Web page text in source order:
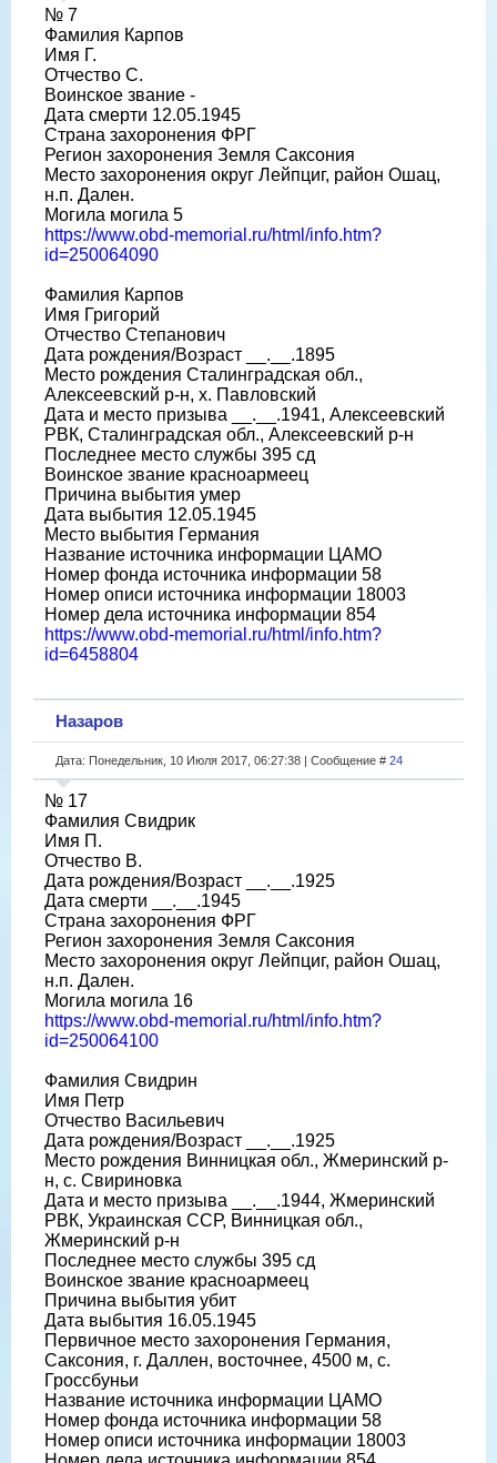
№ 7
Фамилия Карпов
Имя Г.
Отчество С.
Воинское звание -
Дата смерти 12.05.1945
Страна захоронения ФРГ
Регион захоронения Земля Саксония
Место захоронения округ Лейпциг, район Ошац,
н.п. Дален.
Могила могила 5
https://www.obd-memorial.ru/html/info.htm?
id=250064090
Фамилия Карпов
Имя Григорий
Отчество Степанович
Дата рождения/Возраст __.__.1895
Место рождения Сталинградская обл.,
Алексеевский р-н, х. Павловский
Дата и место призыва __.__.1941, Алексеевский
РВК, Сталинградская обл., Алексеевский р-н
Последнее место службы 395 сд
Воинское звание красноармеец
Причина выбытия умер
Дата выбытия 12.05.1945
Место выбытия Германия
Название источника информации ЦАМО
Номер фонда источника информации 58
Номер описи источника информации 18003
Номер дела источника информации 854
https://www.obd-memorial.ru/html/info.htm?
id=6458804
Назаров
Дата: Понедельник, 10 Июля 2017, 06:27:38 | Сообщение # 24
№ 17
Фамилия Свидрик
Имя П.
Отчество В.
Дата рождения/Возраст __.__.1925
Дата смерти __.__.1945
Страна захоронения ФРГ
Регион захоронения Земля Саксония
Место захоронения округ Лейпциг, район Ошац,
н.п. Дален.
Могила могила 16
https://www.obd-memorial.ru/html/info.htm?
id=250064100
Фамилия Свидрин
Имя Петр
Отчество Васильевич
Дата рождения/Возраст __.__.1925
Место рождения Винницкая обл., Жмеринский р-
н, с. Свириновка
Дата и место призыва __.__.1944, Жмеринский
РВК, Украинская ССР, Винницкая обл.,
Жмеринский р-н
Последнее место службы 395 сд
Воинское звание красноармеец
Причина выбытия убит
Дата выбытия 16.05.1945
Первичное место захоронения Германия,
Саксония, г. Даллен, восточнее, 4500 м, с.
Гроссбуньи
Название источника информации ЦАМО
Номер фонда источника информации 58
Номер описи источника информации 18003